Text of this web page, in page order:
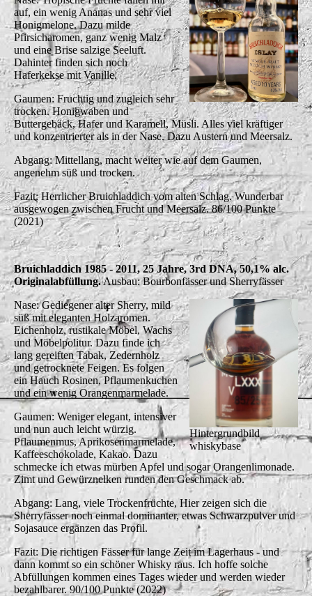
auf, ein wenig Ananas und sehr viel
Honigmelone. Dazu milde
Pfirsicharomen, ganz wenig Malz
und eine Brise salzige Seeluft.
Dahinter finden sich noch
Haferkekse mit Vanille.
Gaumen: Fruchtig und zugleich sehr
trocken. Honigwaben und
Buttergebäck, Hafer und Karamell, Müsli. Alles viel kräftiger
und konzentrierter als in der Nase. Dazu Austern und Meersalz.
Abgang: Mittellang, macht weiter wie auf dem Gaumen,
angenehm süß und trocken.
Fazit: Herrlicher Bruichladdich vom alten Schlag. Wunderbar
ausgewogen zwischen Frucht und Meersalz. 86/100 Punkte
(2021)
Bruichladdich 1985 - 2011, 25 Jahre, 3rd DNA, 50,1% alc.
Originalabfüllung.Ausbau: Bourbonfässer und Sherryfässer
Hintergrundbild
whiskybase
Nase: Gediegener alter Sherry, mild
süß mit eleganten Holzaromen.
Eichenholz, rustikale Möbel, Wachs
und Möbelpolitur. Dazu finde ich
lang gereiften Tabak, Zedernholz
und getrocknete Feigen. Es folgen
ein Hauch Rosinen, Pflaumenkuchen
und ein wenig Orangenmarmelade.
Gaumen: Weniger elegant, intensiver
und nun auch leicht würzig.
Pflaumenmus, Aprikosenmarmelade,
Kaffeeschokolade, Kakao. Dazu
schmecke ich etwas mürben Apfel und sogar Orangenlimonade.
Zimt und Gewürznelken runden den Geschmack ab.
Abgang: Lang, viele Trockenfrüchte, Hier zeigen sich die
Sherryfässer noch einmal dominanter, etwas Schwarzpulver und
Sojasauce ergänzen das Profil.
Fazit: Die richtigen Fässer für lange Zeit im Lagerhaus - und
dann kommt so ein schöner Whisky raus. Ich hoffe solche
Abfüllungen kommen eines Tages wieder und werden wieder
bezahlbarer. 90/100 Punkte (2022)